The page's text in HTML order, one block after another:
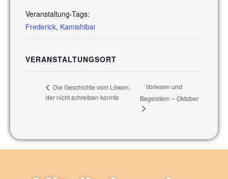
Veranstaltung-Tags:
Frederick, Kamishibai
VERANSTALTUNGSORT
Die Geschichte vom Löwen,
der nicht schreiben konnte
Vorlesen und
Begeistern – Oktober